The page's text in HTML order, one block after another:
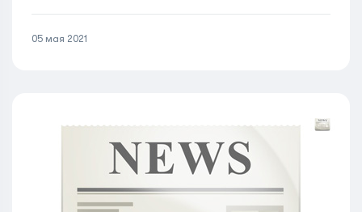
05 мая 2021